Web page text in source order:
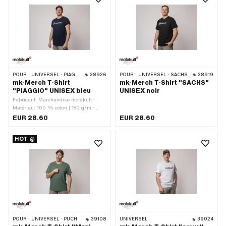
Taille: XS · Taille: XXL
POUR : UNIVERSEL · PIAGGIO 38926
mk-Merch T-Shirt
"PIAGGIO" UNISEX bleu
Fabricant: Marchandise mofakult ·
Matériau: 100 % coton | 180 g/m ·
Label: bio/éco · Label: vegan · Label:
Couleur: bleu · Sexe: Unisexe · Taille:
L · Taille: M · Taille: S · Taille: XL ·
Taille: XS · Taille: XXL
EUR 28.60
POUR : UNIVERSEL · SACHS 38919
mk-Merch T-Shirt "SACHS"
UNISEX noir
EUR 28.60
HOT
POUR : UNIVERSEL · PUCH 39108 UNIVERSEL 39024